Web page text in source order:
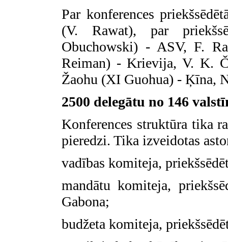
Par konferences
(V. Rawat), par
Obuchowski) - ASV, F.
Reiman) - Krievija, V. K.
Žaohu (XI Guohua) - Ķīna,
2500 delegātu no 146
Konferences struktūra tika
pieredzi. Tika izveidotas
vadības komiteja,
mandātu komiteja,
Gabona;
budžeta komiteja,